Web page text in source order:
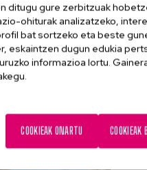
ditugu gure zerbitzuak
ohiturak analizatzeko,
bat sortzeko eta beste
eskaintzen dugun edukia
informazioa lortu.
COOKIEAK
COOKIEAK ONARTU